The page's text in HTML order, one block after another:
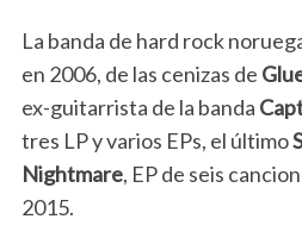
La banda de hard rock
en 2006, de las cenizas de
ex-guitarrista de la banda
tres LP y varios EPs, el último
Nightmare, EP de seis
2015.